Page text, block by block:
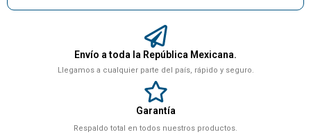
Envío a toda la República Mexicana.
Llegamos a cualquier parte del país, rápido y seguro.
Garantía
Respaldo total en todos nuestros productos.